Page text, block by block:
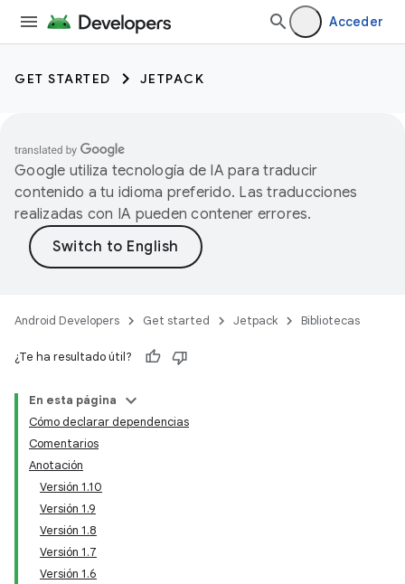
Acceder
GET STARTED JETPACK
Google utiliza tecnología de IA para traducir
contenido a tu idioma preferido. Las traducciones
realizadas con IA pueden contener errores.
Android Developers Get started Jetpack Bibliotecas
¿Te ha resultado útil?
En esta página
Cómo declarar dependencias
Comentarios
Anotación
Versión 1.10
Versión 1.9
Versión 1.8
Versión 1.7
Versión 1.6